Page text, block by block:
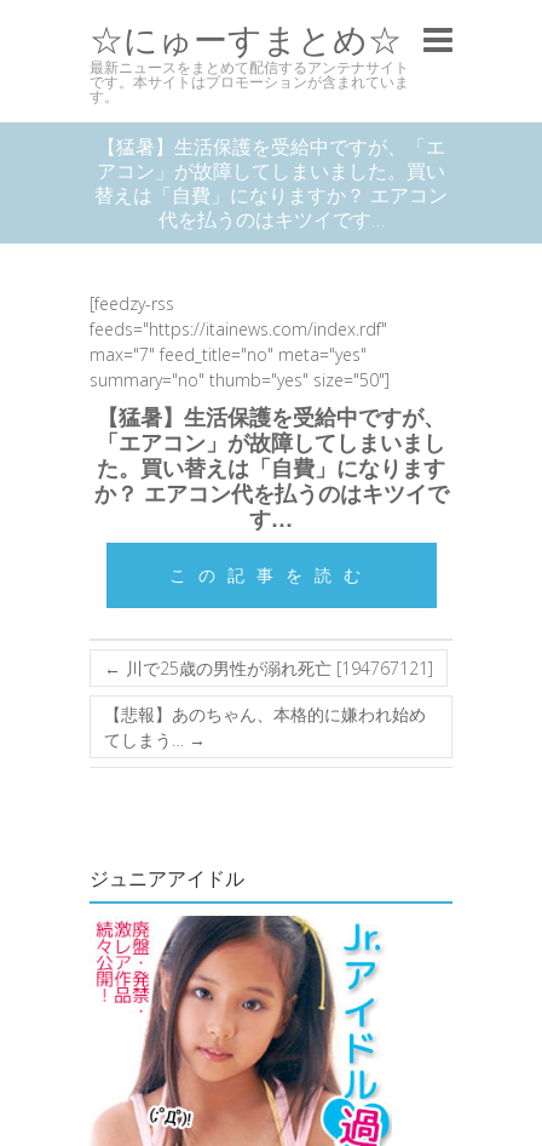
☆にゅーすまとめ☆
最新ニュースをまとめて配信するアンテナサイト
です。本サイトはプロモーションが含まれていま
す。
【猛暑】生活保護を受給中ですが、「エ
アコン」が故障してしまいました。買い
替えは「自費」になりますか？ エアコン
代を払うのはキツイです…
[feedzy-rss
feeds="https://itainews.com/index.rdf"
max="7" feed_title="no" meta="yes"
summary="no" thumb="yes" size="50"]
【猛暑】生活保護を受給中ですが、
「エアコン」が故障してしまいまし
た。買い替えは「自費」になります
か？ エアコン代を払うのはキツイで
す…
この記事を読む
← 川で25歳の男性が溺れ死亡 [194767121]
【悲報】あのちゃん、本格的に嫌われ始め
てしまう… →
ジュニアアイドル